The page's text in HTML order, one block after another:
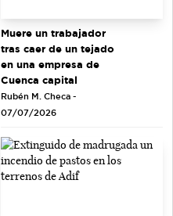
Muere un trabajador
tras caer de un tejado
en una empresa de
Cuenca capital
Rubén M. Checa -
07/07/2026